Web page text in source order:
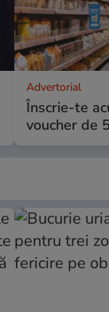
Advertorial
Înscrie-te
voucher de